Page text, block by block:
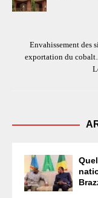
Envahissement des
exportation du